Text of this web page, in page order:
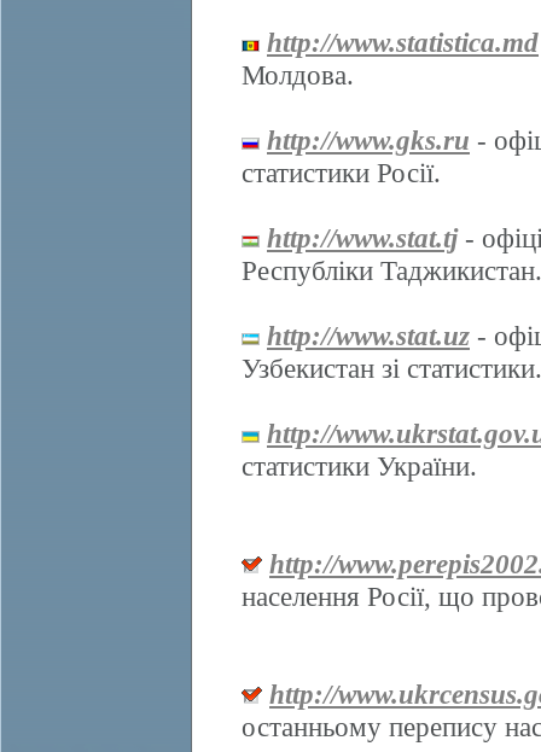
http://www.statistica.md
Молдова.
http://www.gks.ru -
статистики Росії.
http://www.stat.tj-
Республіки Таджикистан.
http://www.stat.uz -
Узбекистан зі статистики.
http://
статистики України.
http://
населення Росії, що
http://
останньому перепису